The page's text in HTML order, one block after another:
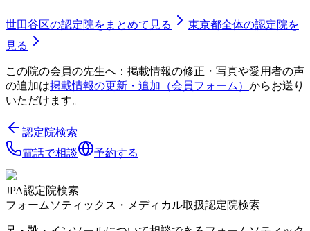
世田谷区の認定院をまとめて見る 東京都全体の認定院を
見る
この院の会員の先生へ：掲載情報の修正・写真や愛用者の声
の追加は掲載情報の更新・追加（会員フォーム） からお送り
いただけます。
認定院検索
電話で相談
予約する
JPA認定院検索
フォームソティックス・メディカル取扱認定院検索